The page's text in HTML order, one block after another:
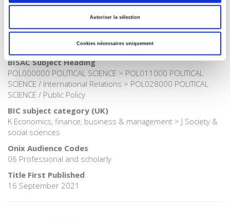
Autoriser la sélection
Cookies nécessaires uniquement
Publisher Category
Publisher Category
BISAC Subject Heading
POL000000 POLITICAL SCIENCE > POL011000 POLITICAL
SCIENCE / International Relations > POL028000 POLITICAL
SCIENCE / Public Policy
BIC subject category (UK)
K Economics, finance, business & management > J Society &
social sciences
Onix Audience Codes
06 Professional and scholarly
Title First Published
16 September 2021